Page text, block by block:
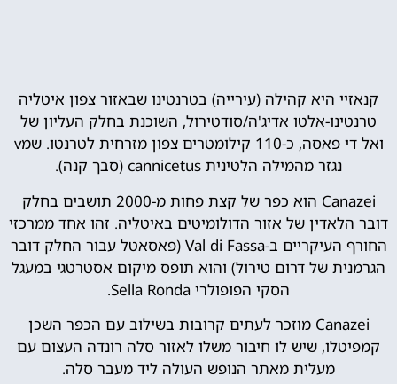
קנאזיי היא קהילה (עירייה) בטרנטינו שבאזור צפון איטליה
טרנטינו-אלטו אדיג'ה/סודטירול, השוכנת בחלק העליון של
ואל די פאסה, כ-110 קילומטרים צפון מזרחית לטרנטו. שמv
נגזר מהמילה הלטינית cannicetus (סבך קנה).
Canazei הוא כפר של קצת פחות מ-2000 תושבים בחלק
דובר הלאדין של אזור הדולומיטים באיטליה. זהו אחד ממרכזי
החורף העיקריים ב-Val di Fassa (פאסאטל עבור החלק דובר
הגרמנית של דרום טירול) והוא תופס מיקום אסטרטגי במעגל
הסקי הפופולרי Sella Ronda.
Canazei מוזכר לעתים קרובות בשילוב עם הכפר השכן
קמפיטלו, שיש לו חיבור משלו לאזור סלה רונדה העצום עם
מעלית מאתר הנופש העולה ליד מעבר סלה.